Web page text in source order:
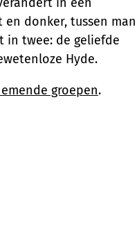
donker, tussen man
in twee: de geliefde
Hyde.
groepen.